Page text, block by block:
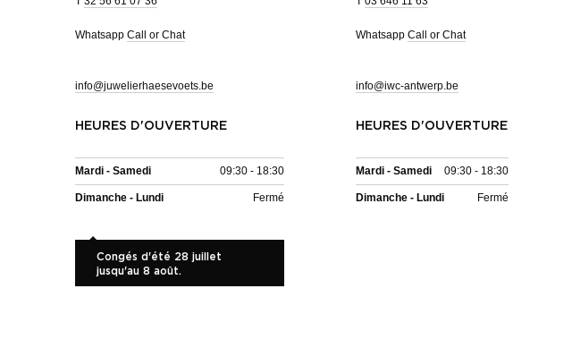
Whatsapp Call or Chat
info@juwelierhaesevoets.be
HEURES D'OUVERTURE
Mardi - Samedi 09:30 - 18:30
Dimanche - Lundi Fermé
Congés d'été 28 juillet
jusqu'au 8 août.
Whatsapp Call or Chat
info@iwc-antwerp.be
HEURES D'OUVERTURE
Mardi - Samedi 09:30 - 18:30
Dimanche - Lundi Fermé